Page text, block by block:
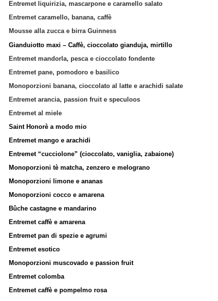
Entremet liquirizia, mascarpone e caramello salato
Entremet caramello, banana, caffè
Mousse alla zucca e birra Guinness
Gianduiotto maxi – Caffè, cioccolato gianduja, mirtillo
Entremet mandorla, pesca e cioccolato fondente
Entremet pane, pomodoro e basilico
Monoporzioni banana, cioccolato al latte e arachidi salate
Entremet arancia, passion fruit e speculoos
Entremet al miele
Saint Honorè a modo mio
Entremet mango e arachidi
Entremet “cucciolone” (cioccolato, vaniglia, zabaione)
Monoporzioni tè matcha, zenzero e melograno
Monoporzioni limone e ananas
Monoporzioni cocco e amarena
Bûche castagne e mandarino
Entremet caffè e amarena
Entremet pan di spezie e agrumi
Entremet esotico
Monoporzioni muscovado e passion fruit
Entremet colomba
Entremet caffè e pompelmo rosa